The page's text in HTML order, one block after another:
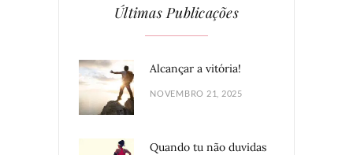
Últimas Publicações
Alcançar a vitória!
NOVEMBRO 21, 2025
Quando tu não duvidas